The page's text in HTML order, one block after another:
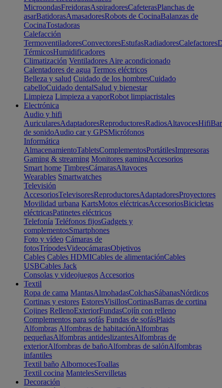
MicroondasFreidorasAspiradoresCafeterasPlanchas de
asarBatidorasAmasadoresRobots de CocinaBalanzas de
CocinaTostadoras
Calefacción
TermoventiladoresConvectoresEstufasRadiadoresCalefactores
TérmicosHumidificadores
Climatización Ventiladores Aire acondicionado
Calentadores de agua Termos eléctricos
Belleza y salud Cuidado de los hombresCuidado
cabelloCuidado dentalSalud y bienestar
Limpieza Limpieza a vaporRobot limpiacristales
Electrónica
Audio y hifi
AuricularesAdaptadoresReproductoresRadiosAltavocesHifi
de sonidoAudio car y GPSMicrófonos
Informática
AlmacenamientoTabletsComplementosPortátilesImpresoras
Gaming & streaming Monitores gamingAccesorios
Smart home TimbresCámarasAltavoces
Wearables Smartwatches
Televisión
AccesoriosTelevisoresReproductoresAdaptadoresProyectores
Movilidad urbana KartsMotos eléctricasAccesoriosBicicletas
eléctricasPatinetes eléctricos
Telefonía Teléfonos fijosGadgets y
complementosSmartphones
Foto y vídeo Cámaras de
fotosTrípodesVideocámarasObjetivos
Cables Cables HDMICables de alimentaciónCables
USBCables Jack
Consolas y videojuegos Accesorios
Textil
Ropa de cama MantasAlmohadasColchasSábanasNórdicos
Cortinas y estores EstoresVisillosCortinasBarras de cortina
Cojines RellenoExteriorFundasCojín con relleno
Complementos para sofás Fundas de sofásPlaids
Alfombras Alfombras de habitaciónAlfombras
pequeñasAlfombras antideslizantesAlfombras de
exteriorAlfombras de bañoAlfombras de salónAlfombras
infantiles
Textil baño AlbornocesToallas
Textil cocina MantelesServilletas
Decoración